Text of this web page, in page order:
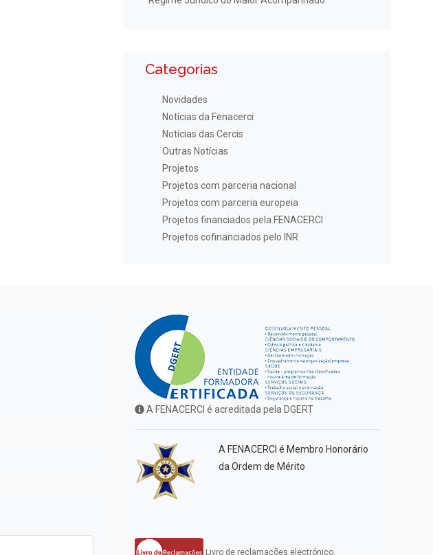
Categorias
Novidades
Notícias da Fenacerci
Notícias das Cercis
Outras Notícias
Projetos
Projetos com parceria nacional
Projetos com parceria europeia
Projetos financiados pela FENACERCI
Projetos cofinanciados pelo INR
A FENACERCI é acreditada pela DGERT
A FENACERCI é Membro Honorário
da Ordem de Mérito
Livro de reclamações electrónico.